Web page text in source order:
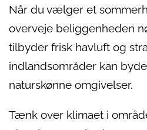
Når du vælger et
overveje beliggenheden
tilbyder frisk havluft og
indlandsområder kan
naturskønne omgivelser.
Tænk over klimaet i